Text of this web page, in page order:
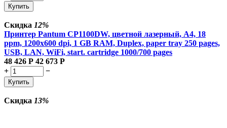
Купить
Скидка 12%
Принтер Pantum CP1100DW, цветной лазерный, A4, 18
ppm, 1200x600 dpi, 1 GB RAM, Duplex, paper tray 250 pages,
USB, LAN, WiFi, start. cartridge 1000/700 pages
48 426 Р 42 673 Р
+
−
Купить
Скидка 13%